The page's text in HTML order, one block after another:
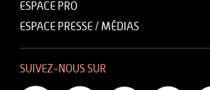
ESPACE PRO
ESPACE PRESSE / MÉDIAS
SUIVEZ-NOUS SUR